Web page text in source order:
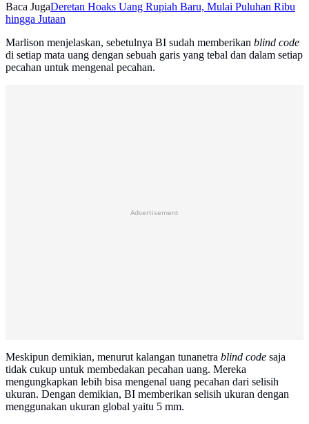
Baca JugaDeretan Hoaks Uang Rupiah Baru, Mulai Puluhan Ribu
hingga Jutaan
Marlison menjelaskan, sebetulnya BI sudah memberikan blind code
di setiap mata uang dengan sebuah garis yang tebal dan dalam setiap
pecahan untuk mengenal pecahan.
Advertisement
Meskipun demikian, menurut kalangan tunanetra blind code saja
tidak cukup untuk membedakan pecahan uang. Mereka
mengungkapkan lebih bisa mengenal uang pecahan dari selisih
ukuran. Dengan demikian, BI memberikan selisih ukuran dengan
menggunakan ukuran global yaitu 5 mm.